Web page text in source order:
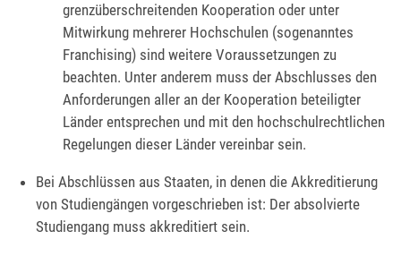
grenzüberschreitenden Kooperation oder unter
Mitwirkung mehrerer Hochschulen (sogenanntes
Franchising) sind weitere Voraussetzungen zu
beachten. Unter anderem muss der Abschlusses den
Anforderungen aller an der Kooperation beteiligter
Länder entsprechen und mit den hochschulrechtlichen
Regelungen dieser Länder vereinbar sein.
Bei Abschlüssen aus Staaten, in denen die Akkreditierung
von Studiengängen vorgeschrieben ist: Der absolvierte
Studiengang muss akkreditiert sein.